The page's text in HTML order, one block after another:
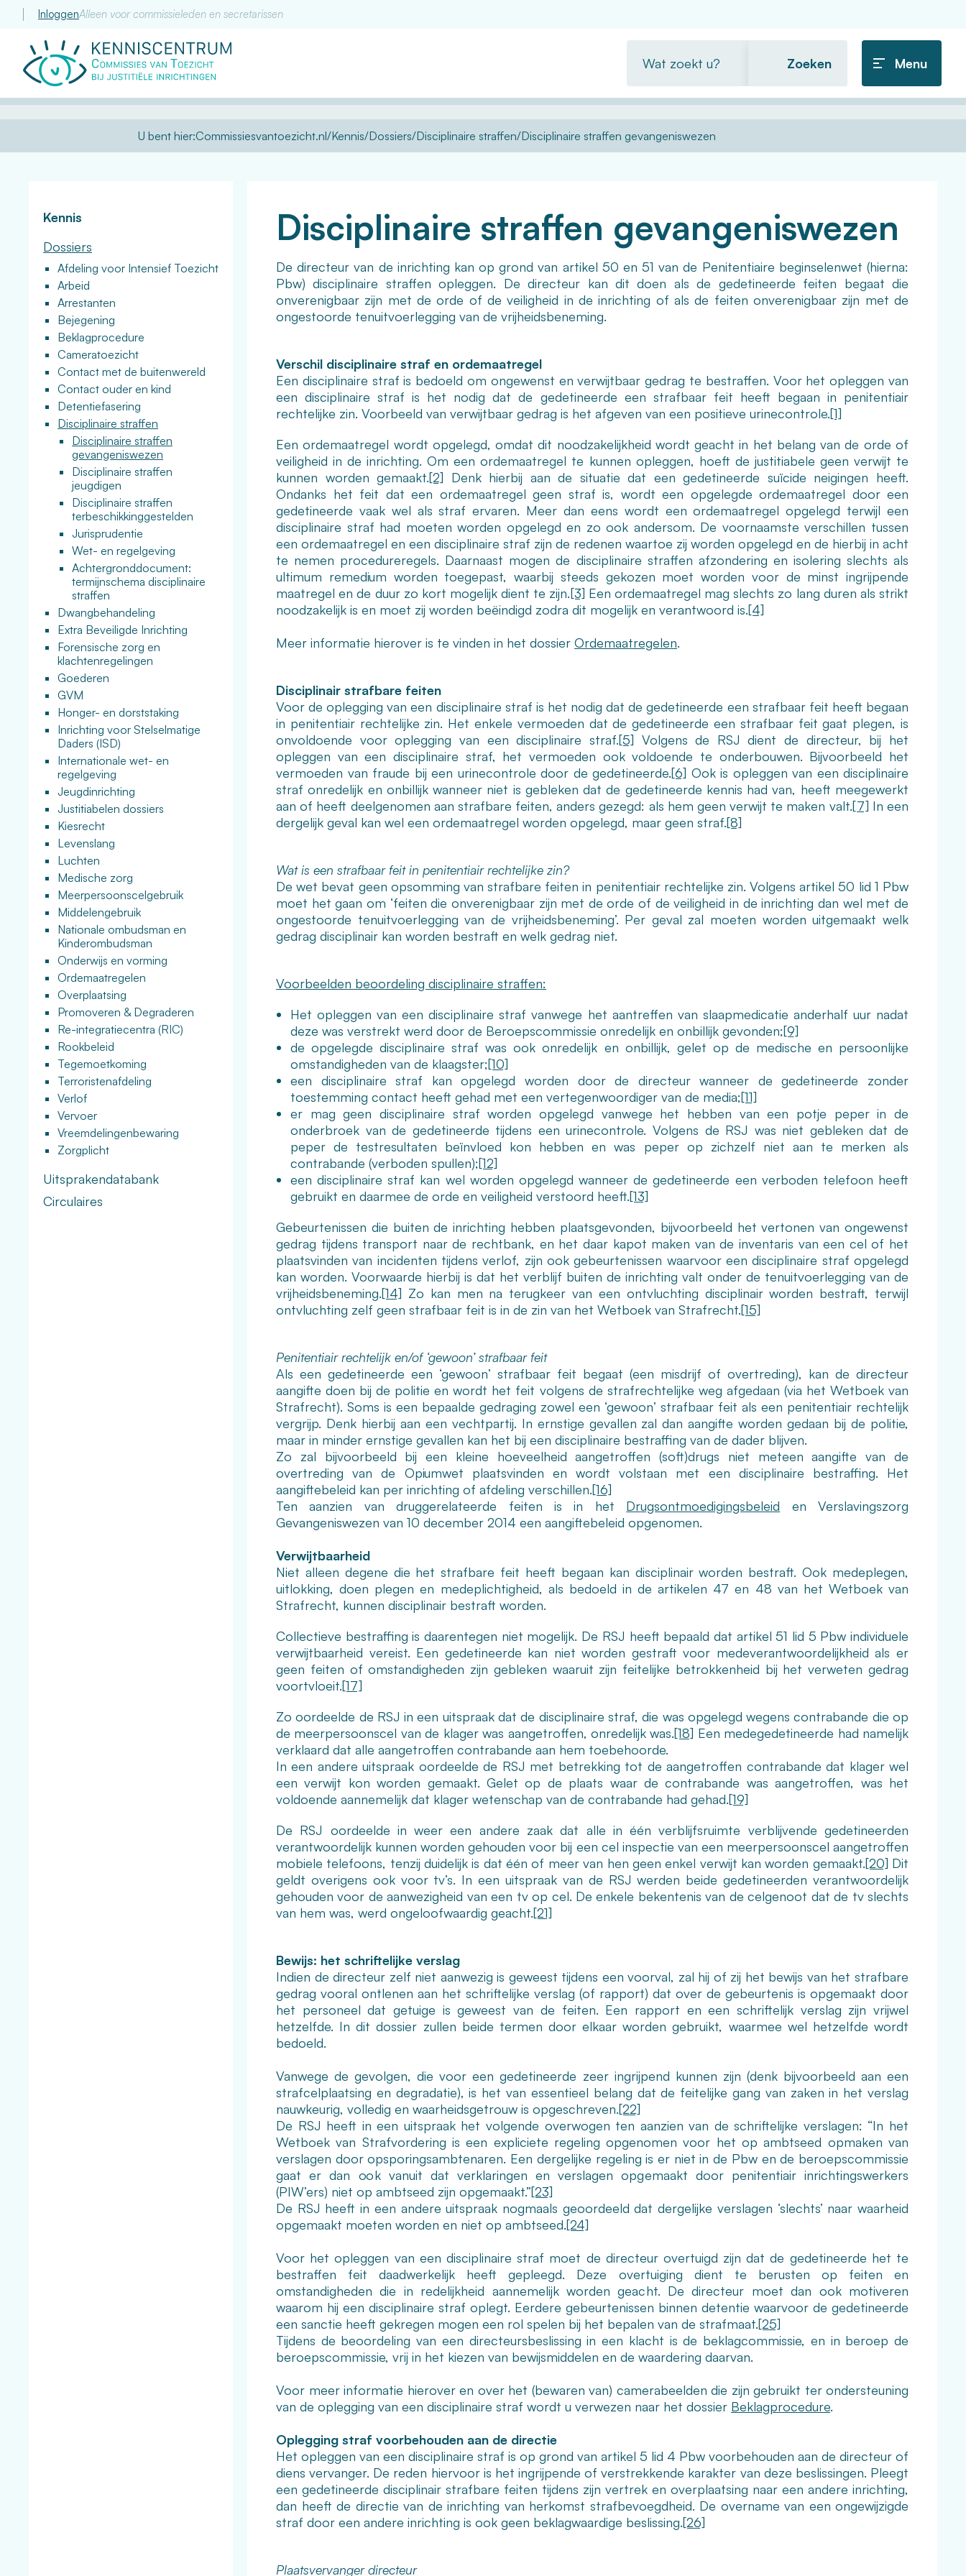
Commissie
zoekt
Menu
InloggenAlleen voor commissieleden en secretarissen
U bent hier:Commissiesvantoezicht.nl Kennis Dossiers Disciplinaire straffen Disciplinaire straffen gevangeniswezen
Disciplinaire straffen gevangeniswezen
De directeur van de inrichting kan op grond van artikel 50 en 51 van de Penitentiaire beginselenwet (hierna:
Pbw) disciplinaire straffen opleggen. De directeur kan dit doen als de gedetineerde feiten begaat die
onverenigbaar zijn met de orde of de veiligheid in de inrichting of als de feiten onverenigbaar zijn met de
ongestoorde tenuitvoerlegging van de vrijheidsbeneming.
Verschil disciplinaire straf en ordemaatregel
Een disciplinaire straf is bedoeld om ongewenst en verwijtbaar gedrag te bestraffen. Voor het opleggen van
een disciplinaire straf is het nodig dat de gedetineerde een strafbaar feit heeft begaan in penitentiair
rechtelijke zin. Voorbeeld van verwijtbaar gedrag is het afgeven van een positieve urinecontrole.[1]
Een ordemaatregel wordt opgelegd, omdat dit noodzakelijkheid wordt geacht in het belang van de orde of
veiligheid in de inrichting. Om een ordemaatregel te kunnen opleggen, hoeft de justitiabele geen verwijt te
kunnen worden gemaakt.[2] Denk hierbij aan de situatie dat een gedetineerde suïcide neigingen heeft.
Ondanks het feit dat een ordemaatregel geen straf is, wordt een opgelegde ordemaatregel door een
gedetineerde vaak wel als straf ervaren. Meer dan eens wordt een ordemaatregel opgelegd terwijl een
disciplinaire straf had moeten worden opgelegd en zo ook andersom. De voornaamste verschillen tussen
een ordemaatregel en een disciplinaire straf zijn de redenen waartoe zij worden opgelegd en de hierbij in acht
te nemen procedureregels. Daarnaast mogen de disciplinaire straffen afzondering en isolering slechts als
ultimum remedium worden toegepast, waarbij steeds gekozen moet worden voor de minst ingrijpende
maatregel en de duur zo kort mogelijk dient te zijn.[3] Een ordemaatregel mag slechts zo lang duren als strikt
noodzakelijk is en moet zij worden beëindigd zodra dit mogelijk en verantwoord is.[4]
Meer informatie hierover is te vinden in het dossier Ordemaatregelen.
Disciplinair strafbare feiten
Voor de oplegging van een disciplinaire straf is het nodig dat de gedetineerde een strafbaar feit heeft begaan
in penitentiair rechtelijke zin. Het enkele vermoeden dat de gedetineerde een strafbaar feit gaat plegen, is
onvoldoende voor oplegging van een disciplinaire straf.[5] Volgens de RSJ dient de directeur, bij het
opleggen van een disciplinaire straf, het vermoeden ook voldoende te onderbouwen. Bijvoorbeeld het
vermoeden van fraude bij een urinecontrole door de gedetineerde.[6] Ook is opleggen van een disciplinaire
straf onredelijk en onbillijk wanneer niet is gebleken dat de gedetineerde kennis had van, heeft meegewerkt
aan of heeft deelgenomen aan strafbare feiten, anders gezegd: als hem geen verwijt te maken valt.[7] In een
dergelijk geval kan wel een ordemaatregel worden opgelegd, maar geen straf.[8]
Wat is een strafbaar feit in penitentiair rechtelijke zin?
De wet bevat geen opsomming van strafbare feiten in penitentiair rechtelijke zin. Volgens artikel 50 lid 1 Pbw
moet het gaan om ‘feiten die onverenigbaar zijn met de orde of de veiligheid in de inrichting dan wel met de
ongestoorde tenuitvoerlegging van de vrijheidsbeneming’. Per geval zal moeten worden uitgemaakt welk
gedrag disciplinair kan worden bestraft en welk gedrag niet.
Voorbeelden beoordeling disciplinaire straffen:
Het opleggen van een disciplinaire straf vanwege het aantreffen van slaapmedicatie anderhalf uur nadat
deze was verstrekt werd door de Beroepscommissie onredelijk en onbillijk gevonden;[9]
de opgelegde disciplinaire straf was ook onredelijk en onbillijk, gelet op de medische en persoonlijke
omstandigheden van de klaagster;[10]
een disciplinaire straf kan opgelegd worden door de directeur wanneer de gedetineerde zonder
toestemming contact heeft gehad met een vertegenwoordiger van de media;[11]
er mag geen disciplinaire straf worden opgelegd vanwege het hebben van een potje peper in de
onderbroek van de gedetineerde tijdens een urinecontrole. Volgens de RSJ was niet gebleken dat de
peper de testresultaten beïnvloed kon hebben en was peper op zichzelf niet aan te merken als
contrabande (verboden spullen);[12]
een disciplinaire straf kan wel worden opgelegd wanneer de gedetineerde een verboden telefoon heeft
gebruikt en daarmee de orde en veiligheid verstoord heeft.[13]
Gebeurtenissen die buiten de inrichting hebben plaatsgevonden, bijvoorbeeld het vertonen van ongewenst
gedrag tijdens transport naar de rechtbank, en het daar kapot maken van de inventaris van een cel of het
plaatsvinden van incidenten tijdens verlof, zijn ook gebeurtenissen waarvoor een disciplinaire straf opgelegd
kan worden. Voorwaarde hierbij is dat het verblijf buiten de inrichting valt onder de tenuitvoerlegging van de
vrijheidsbeneming.[14] Zo kan men na terugkeer van een ontvluchting disciplinair worden bestraft, terwijl
ontvluchting zelf geen strafbaar feit is in de zin van het Wetboek van Strafrecht.[15]
Penitentiair rechtelijk en/of ‘gewoon’ strafbaar feit
Als een gedetineerde een ‘gewoon’ strafbaar feit begaat (een misdrijf of overtreding), kan de directeur
aangifte doen bij de politie en wordt het feit volgens de strafrechtelijke weg afgedaan (via het Wetboek van
Strafrecht). Soms is een bepaalde gedraging zowel een ‘gewoon’ strafbaar feit als een penitentiair rechtelijk
vergrijp. Denk hierbij aan een vechtpartij. In ernstige gevallen zal dan aangifte worden gedaan bij de politie,
maar in minder ernstige gevallen kan het bij een disciplinaire bestraffing van de dader blijven.
Zo zal bijvoorbeeld bij een kleine hoeveelheid aangetroffen (soft)drugs niet meteen aangifte van de
overtreding van de Opiumwet plaatsvinden en wordt volstaan met een disciplinaire bestraffing. Het
aangiftebeleid kan per inrichting of afdeling verschillen.[16]
Ten aanzien van druggerelateerde feiten is in het Drugsontmoedigingsbeleid en Verslavingszorg
Gevangeniswezen van 10 december 2014 een aangiftebeleid opgenomen.
Verwijtbaarheid
Niet alleen degene die het strafbare feit heeft begaan kan disciplinair worden bestraft. Ook medeplegen,
uitlokking, doen plegen en medeplichtigheid, als bedoeld in de artikelen 47 en 48 van het Wetboek van
Strafrecht, kunnen disciplinair bestraft worden.
Collectieve bestraffing is daarentegen niet mogelijk. De RSJ heeft bepaald dat artikel 51 lid 5 Pbw individuele
verwijtbaarheid vereist. Een gedetineerde kan niet worden gestraft voor medeverantwoordelijkheid als er
geen feiten of omstandigheden zijn gebleken waaruit zijn feitelijke betrokkenheid bij het verweten gedrag
voortvloeit.[17]
Zo oordeelde de RSJ in een uitspraak dat de disciplinaire straf, die was opgelegd wegens contrabande die op
de meerpersoonscel van de klager was aangetroffen, onredelijk was.[18] Een medegedetineerde had namelijk
verklaard dat alle aangetroffen contrabande aan hem toebehoorde.
In een andere uitspraak oordeelde de RSJ met betrekking tot de aangetroffen contrabande dat klager wel
een verwijt kon worden gemaakt. Gelet op de plaats waar de contrabande was aangetroffen, was het
voldoende aannemelijk dat klager wetenschap van de contrabande had gehad.[19]
De RSJ oordeelde in weer een andere zaak dat alle in één verblijfsruimte verblijvende gedetineerden
verantwoordelijk kunnen worden gehouden voor bij een cel inspectie van een meerpersoonscel aangetroffen
mobiele telefoons, tenzij duidelijk is dat één of meer van hen geen enkel verwijt kan worden gemaakt.[20] Dit
geldt overigens ook voor tv’s. In een uitspraak van de RSJ werden beide gedetineerden verantwoordelijk
gehouden voor de aanwezigheid van een tv op cel. De enkele bekentenis van de celgenoot dat de tv slechts
van hem was, werd ongeloofwaardig geacht.[21]
Bewijs: het schriftelijke verslag
Indien de directeur zelf niet aanwezig is geweest tijdens een voorval, zal hij of zij het bewijs van het strafbare
gedrag vooral ontlenen aan het schriftelijke verslag (of rapport) dat over de gebeurtenis is opgemaakt door
het personeel dat getuige is geweest van de feiten. Een rapport en een schriftelijk verslag zijn vrijwel
hetzelfde. In dit dossier zullen beide termen door elkaar worden gebruikt, waarmee wel hetzelfde wordt
bedoeld.
Vanwege de gevolgen, die voor een gedetineerde zeer ingrijpend kunnen zijn (denk bijvoorbeeld aan een
strafcelplaatsing en degradatie), is het van essentieel belang dat de feitelijke gang van zaken in het verslag
nauwkeurig, volledig en waarheidsgetrouw is opgeschreven.[22]
De RSJ heeft in een uitspraak het volgende overwogen ten aanzien van de schriftelijke verslagen: “In het
Wetboek van Strafvordering is een expliciete regeling opgenomen voor het op ambtseed opmaken van
verslagen door opsporingsambtenaren. Een dergelijke regeling is er niet in de Pbw en de beroepscommissie
gaat er dan ook vanuit dat verklaringen en verslagen opgemaakt door penitentiair inrichtingswerkers
(PIW’ers) niet op ambtseed zijn opgemaakt.”[23]
De RSJ heeft in een andere uitspraak nogmaals geoordeeld dat dergelijke verslagen ‘slechts’ naar waarheid
opgemaakt moeten worden en niet op ambtseed.[24]
Voor het opleggen van een disciplinaire straf moet de directeur overtuigd zijn dat de gedetineerde het te
bestraffen feit daadwerkelijk heeft gepleegd. Deze overtuiging dient te berusten op feiten en
omstandigheden die in redelijkheid aannemelijk worden geacht. De directeur moet dan ook motiveren
waarom hij een disciplinaire straf oplegt. Eerdere gebeurtenissen binnen detentie waarvoor de gedetineerde
een sanctie heeft gekregen mogen een rol spelen bij het bepalen van de strafmaat.[25]
Tijdens de beoordeling van een directeursbeslissing in een klacht is de beklagcommissie, en in beroep de
beroepscommissie, vrij in het kiezen van bewijsmiddelen en de waardering daarvan.
Voor meer informatie hierover en over het (bewaren van) camerabeelden die zijn gebruikt ter ondersteuning
van de oplegging van een disciplinaire straf wordt u verwezen naar het dossier Beklagprocedure.
Oplegging straf voorbehouden aan de directie
Het opleggen van een disciplinaire straf is op grond van artikel 5 lid 4 Pbw voorbehouden aan de directeur of
diens vervanger. De reden hiervoor is het ingrijpende of verstrekkende karakter van deze beslissingen. Pleegt
een gedetineerde disciplinair strafbare feiten tijdens zijn vertrek en overplaatsing naar een andere inrichting,
dan heeft de directie van de inrichting van herkomst strafbevoegdheid. De overname van een ongewijzigde
straf door een andere inrichting is ook geen beklagwaardige beslissing.[26]
Plaatsvervanger directeur
Kennis
Dossiers
Afdeling voor Intensief Toezicht
Arbeid
Arrestanten
Bejegening
Beklagprocedure
Cameratoezicht
Contact met de buitenwereld
Contact ouder en kind
Detentiefasering
Disciplinaire straffen
Disciplinaire straffen
gevangeniswezen
Disciplinaire straffen
jeugdigen
Disciplinaire straffen
terbeschikkinggestelden
Jurisprudentie
Wet- en regelgeving
Achtergronddocument:
termijnschema disciplinaire
straffen
Dwangbehandeling
Extra Beveiligde Inrichting
Forensische zorg en
klachtenregelingen
Goederen
GVM
Honger- en dorststaking
Inrichting voor Stelselmatige
Daders (ISD)
Internationale wet- en
regelgeving
Jeugdinrichting
Justitiabelen dossiers
Kiesrecht
Levenslang
Luchten
Medische zorg
Meerpersoonscelgebruik
Middelengebruik
Nationale ombudsman en
Kinderombudsman
Onderwijs en vorming
Ordemaatregelen
Overplaatsing
Promoveren & Degraderen
Re-integratiecentra (RIC)
Rookbeleid
Tegemoetkoming
Terroristenafdeling
Verlof
Vervoer
Vreemdelingenbewaring
Zorgplicht
Uitsprakendatabank
Circulaires